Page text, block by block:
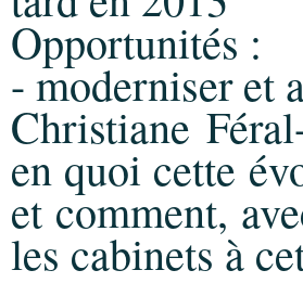
Opportunités :
- moderniser et
Christiane
en quoi cette
et comment,
les cabinets à